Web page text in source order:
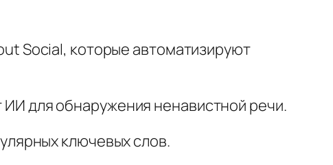
Social, которые автоматизируют
для обнаружения ненавистной речи.
ключевых слов.